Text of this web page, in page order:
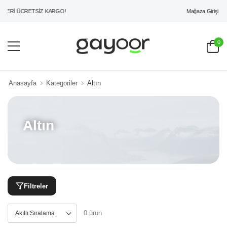
ÜCRETSİZ KARGO! Mağaza Girişi
0
Anasayfa Kategoriler Altın
Altın
Filtreler
0 ürün